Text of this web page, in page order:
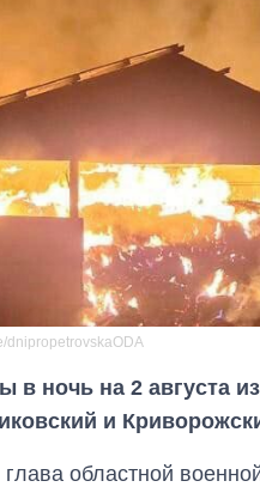
dnipropetrovskaODA
в ночь на 2 августа
и
областной